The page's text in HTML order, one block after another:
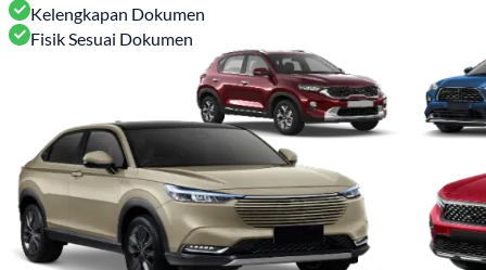
Kelengkapan Dokumen
Fisik Sesuai Dokumen